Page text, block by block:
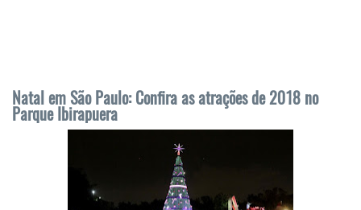
Natal em São Paulo: Confira as atrações de 2018 no
Parque Ibirapuera